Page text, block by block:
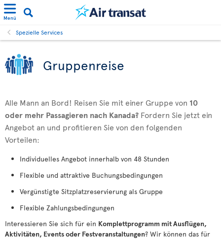
Menü
Spezielle Services
Gruppenreise
Alle Mann an Bord! Reisen Sie mit einer Gruppe von 10
oder mehr Passagieren nach Kanada? Fordern Sie jetzt ein
Angebot an und profitieren Sie von den folgenden
Vorteilen:
Individuelles Angebot innerhalb von 48 Stunden
Flexible und attraktive Buchungsbedingungen
Vergünstigte Sitzplatzreservierung als Gruppe
Flexible Zahlungsbedingungen
Interessieren Sie sich für ein Komplettprogramm mit Ausflügen,
Aktivitäten, Events oder Festveranstaltungen? Wir können das für